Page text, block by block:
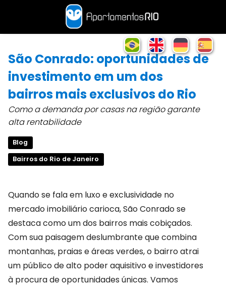
São Conrado: oportunidades de
investimento em um dos
bairros mais exclusivos do Rio
Como a demanda por casas na região garante
alta rentabilidade
Blog
Bairros do Rio de Janeiro
Quando se fala em luxo e exclusividade no
mercado imobiliário carioca, São Conrado se
destaca como um dos bairros mais cobiçados.
Com sua paisagem deslumbrante que combina
montanhas, praias e áreas verdes, o bairro atrai
um público de alto poder aquisitivo e investidores
à procura de oportunidades únicas. Vamos